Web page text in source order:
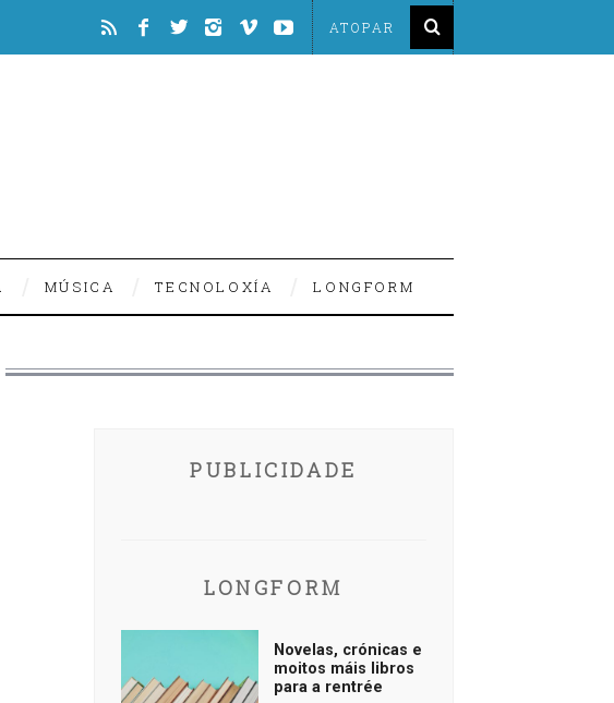
MÚSICA TECNOLOXÍA LONGFORM
PUBLICIDADE
LONGFORM
Novelas, crónicas e
moitos máis libros
para a rentrée